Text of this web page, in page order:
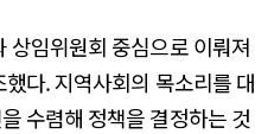
상임위원회 중심으로 이뤄져
다. 지역사회의 목소리를 대
수렴해 정책을 결정하는 것